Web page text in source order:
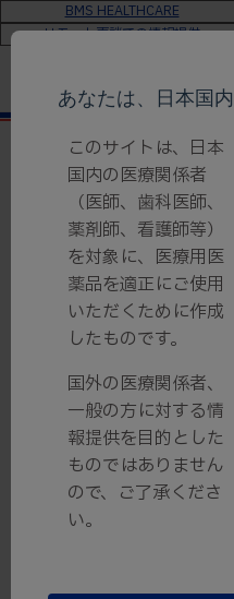
BMS HEALTHCARE
リモート面談での情報提供
電子化され
あなたは、日本国
このサイトは、日本
国内の医療関係者
（医師、歯科医師、
薬剤師、看護師等）
を対象に、医療用医
薬品を適正にご使用
いただくために作成
したものです。
国外の医療関係者、
一般の方に対する情
報提供を目的とした
ものではありません
ので、ご了承くださ
い。